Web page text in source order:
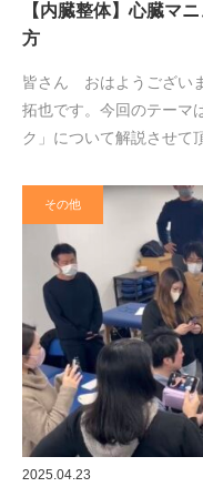
【内臓整体】心臓マ
方
皆さん おはようござい
拓也です。今回のテーマ
ク」について解説させて
その他
2025.04.23